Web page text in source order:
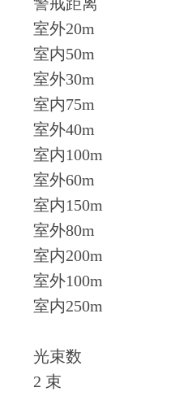
室外20m
室内50m
室外30m
室内75m
室外40m
室内100m
室外60m
室内150m
室外80m
室内200m
室外100m
室内250m
光束数
2 束